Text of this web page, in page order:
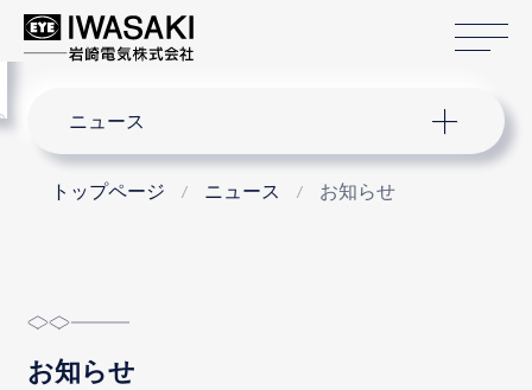
ニュース
トップページ ニュース お知らせ
お知らせ
menu